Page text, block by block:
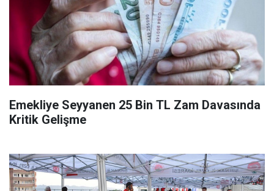
Emekliye Seyyanen 25 Bin TL Zam Davasında
Kritik Gelişme